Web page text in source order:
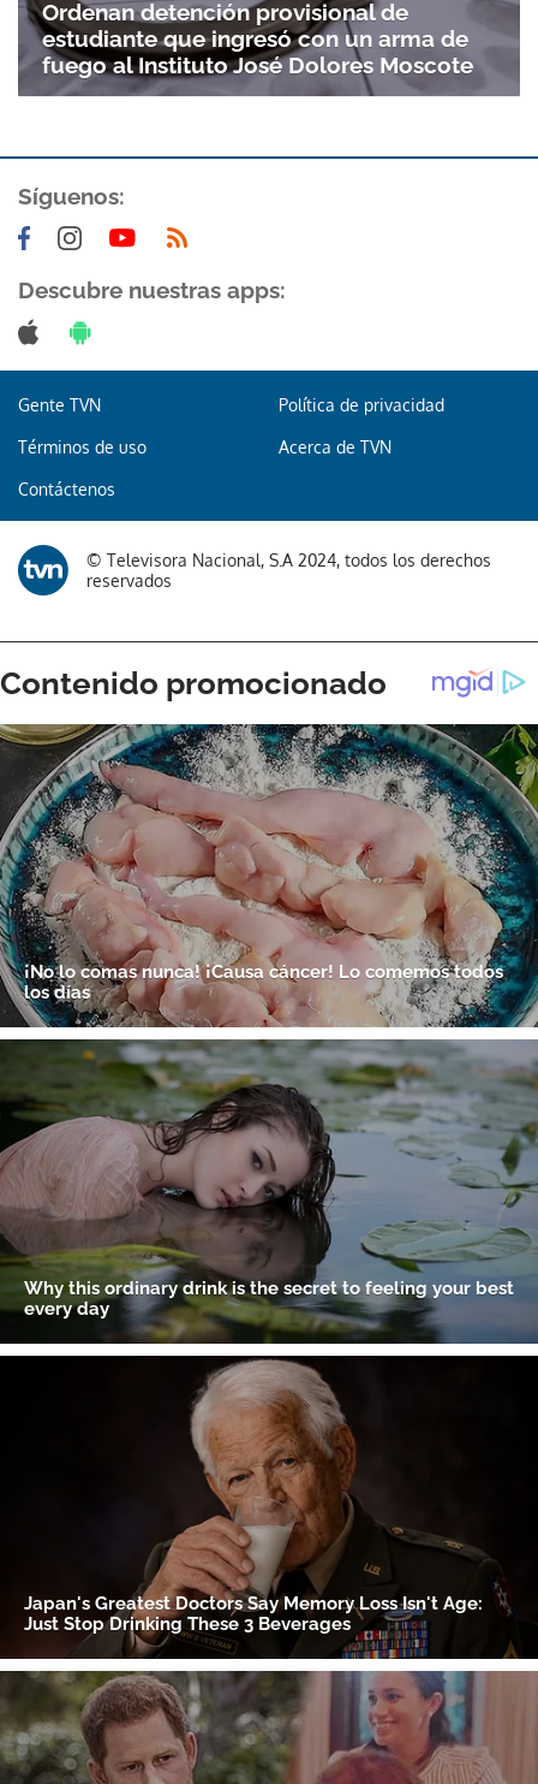
Gracias por suscribirte a nuestro boletín.
Ordenan detención provisional de
estudiante que ingresó con un arma de
fuego al Instituto José Dolores Moscote
Síguenos:
Descubre nuestras apps:
Gente TVN Política de privacidad
Términos de uso Acerca de TVN
Contáctenos
© Televisora Nacional, S.A 2024, todos los derechos
reservados